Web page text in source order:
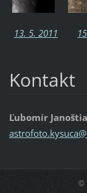
13. 5. 2011
Kontakt
Ľubomír
astrofoto.kysuca
©